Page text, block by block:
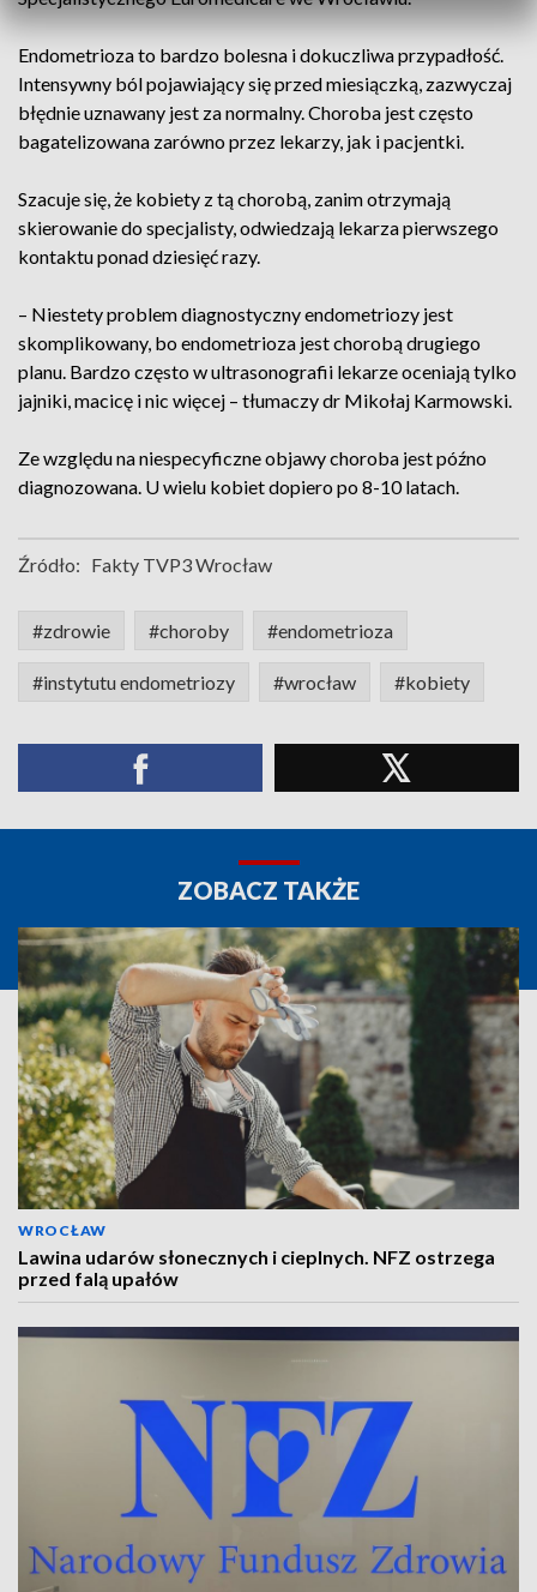
Endometrioza to bardzo bolesna i dokuczliwa przypadłość.
Intensywny ból pojawiający się przed miesiączką, zazwyczaj
błędnie uznawany jest za normalny. Choroba jest często
bagatelizowana zarówno przez lekarzy, jak i pacjentki.
Szacuje się, że kobiety z tą chorobą, zanim otrzymają
skierowanie do specjalisty, odwiedzają lekarza pierwszego
kontaktu ponad dziesięć razy.
– Niestety problem diagnostyczny endometriozy jest
skomplikowany, bo endometrioza jest chorobą drugiego
planu. Bardzo często w ultrasonografii lekarze oceniają tylko
jajniki, macicę i nic więcej – tłumaczy dr Mikołaj Karmowski.
Ze względu na niespecyficzne objawy choroba jest późno
diagnozowana. U wielu kobiet dopiero po 8-10 latach.
Źródło: Fakty TVP3 Wrocław
#zdrowie #choroby #endometrioza
#instytutu endometriozy #wrocław #kobiety
ZOBACZ TAKŻE
WROCŁAW
Lawina udarów słonecznych i cieplnych. NFZ ostrzega
przed falą upałów